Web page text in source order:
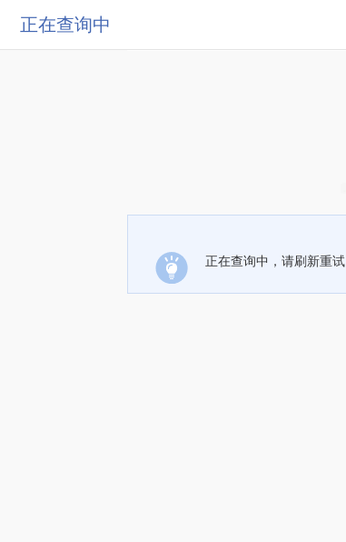
正在查询中
正在查询中，请刷新重试